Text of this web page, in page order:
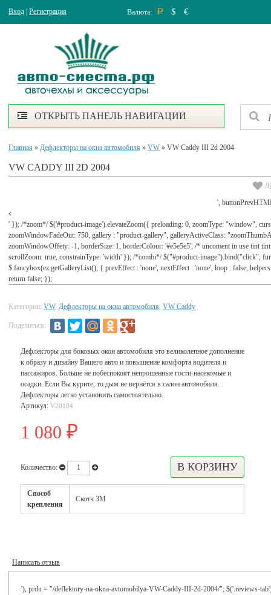
Вход Регистрация Валюта: Р $ €
ОТКРЫТЬ ПАНЕЛЬ НАВИГАЦИИ
Главная » Дефлекторы на окна автомобиля » VW » VW Caddy III 2d 2004
VW CADDY III 2D 2004
',
' }); /*zoom*/ $('#product-image').elevateZoom({ preloading: 0, zoomType: "window",
zoomWindowFadeOut: 750, gallery : "product-gallery", galleryActiveClass:
zoomWindowOffety: -1, borderSize: 1, borderColour: '#e5e5e5', /* uncoment in use tint
scrollZoom: true, constrainType: 'width' }); /*combi*/ $("#product-image").bind("click",
$.fancybox(ez.getGalleryList(), { prevEffect : 'none', nextEffect : 'none', loop : false,
return false; });
Категории: VW, Дефлекторы на окна автомобиля, VW Caddy
Поделиться:
Дефлекторы для боковых окон автомобиля это великолепное дополнение
к образу и дизайну Вашего авто и повышение комфорта водителя и
пассажиров. Больше не побеспокоят непрошенные гости-насекомые и
осадки. Если Вы курите, то дым не вернётся в салон автомобиля.
Дефлекторы легко установить самостоятельно.
Артикул: V20104
1 080 ₽
Количество:
Способ
крепления
Скотч 3М
Написать отзыв
'), prdu = "/deflektory-na-okna-avtomobilya-VW-Caddy-III-2d-2004/"; $('.reviews-